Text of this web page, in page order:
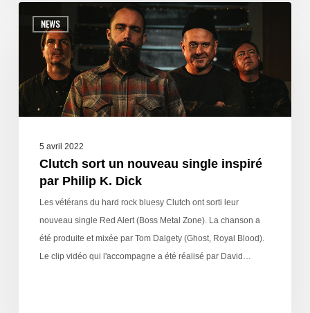
NEWS
5 avril 2022
Clutch sort un nouveau single inspiré
par Philip K. Dick
Les vétérans du hard rock bluesy Clutch ont sorti leur
nouveau single Red Alert (Boss Metal Zone). La chanson a
été produite et mixée par Tom Dalgety (Ghost, Royal Blood).
Le clip vidéo qui l'accompagne a été réalisé par David…